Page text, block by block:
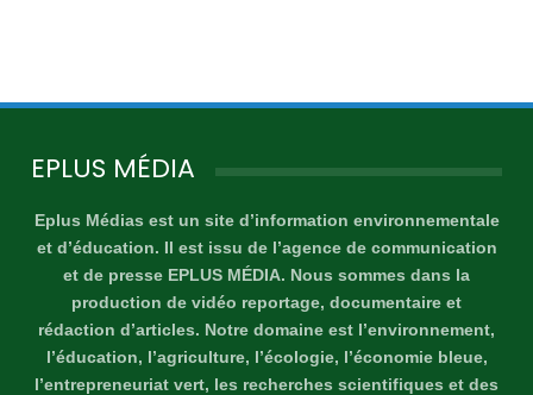
EPLUS MÉDIA
Eplus Médias est un site d’information environnementale
et d’éducation. Il est issu de l’agence de communication
et de presse EPLUS MÉDIA. Nous sommes dans la
production de vidéo reportage, documentaire et
rédaction d’articles. Notre domaine est l’environnement,
l’éducation, l’agriculture, l’écologie, l’économie bleue,
l’entrepreneuriat vert, les recherches scientifiques et des